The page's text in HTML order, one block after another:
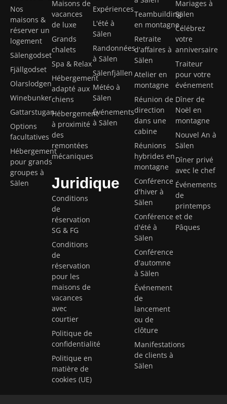
Nos
maisons &
réserver un
logement
Sälengodset
Fjällgodset
Olarslodgen
Winebunker
Gattarstugan
Options
facultatives
Hébergement
pour grands
groupes à
Sälen
Maisons de
vacances
de luxe
Grands
chalets
Spa & Relax
Hébergement
adapté aux
chiens
Hébergement
à proximité
des
remontées
mécaniques
Juridique
Conditions
de
réservation
SG & FG
Conditions
de
réservation
pour les
maisons de
vacances
avec
courtier
Politique de
confidentialité
Politique en
matière de
cookies (UE)
Expériences
L'été à
Sälen
Randonnées
à Sälen
Sälenfjällen
Météo à
Sälen
Événements
à Sälen
Teambuilding
en montagne
Retraite
d'affaires à
Sälen
Atelier en
montagne
Réunion de
direction
dans une
cabine
Réunions
hybrides en
montagne
Conférence
d'hiver à
Sälen
Conférence
d'été à
Sälen
Conférence
d'automne
à Sälen
Événement
de
lancement
ou de
clôture
Manifestations
de clients à
Sälen
Mariages à
Sälen
Célébrez
votre
anniversaire
Traiteur
pour votre
événement
Dîner de
Noël en
montagne
Nouvel An à
Sälen
Dîner privé
avec le chef
Événements
de
printemps
et de
Pâques